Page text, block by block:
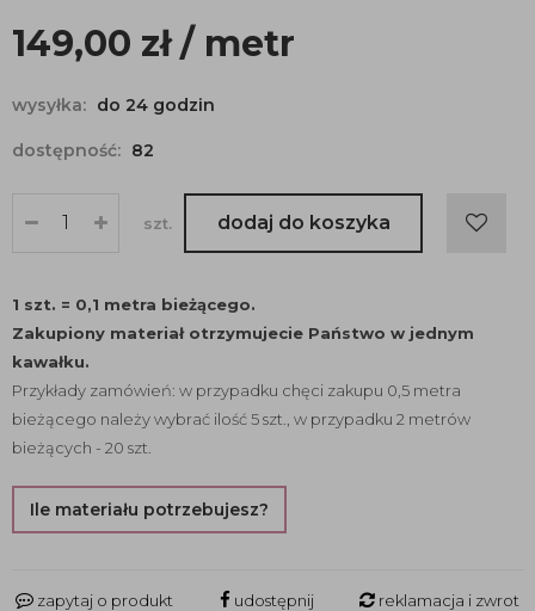
149,00 zł/ metr
wysyłka: do 24 godzin
dostępność: 82
szt. dodaj do koszyka
1 szt. = 0,1 metra bieżącego.
Zakupiony materiał otrzymujecie Państwo w jednym
kawałku.
Przykłady zamówień: w przypadku chęci zakupu 0,5 metra
bieżącego należy wybrać ilość 5 szt., w przypadku 2 metrów
bieżących - 20 szt.
Ile materiału potrzebujesz?
zapytaj o produkt udostępnij
reklamacja i zwrot